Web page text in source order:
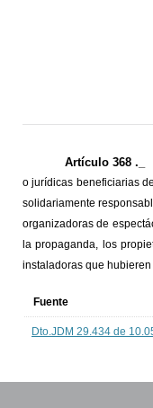
Artículo 368 ._
o jurídicas beneficiarias
solidariamente
organizadoras de
la propaganda, los
instaladoras que
Fuente
Dto.JDM 29.434 de